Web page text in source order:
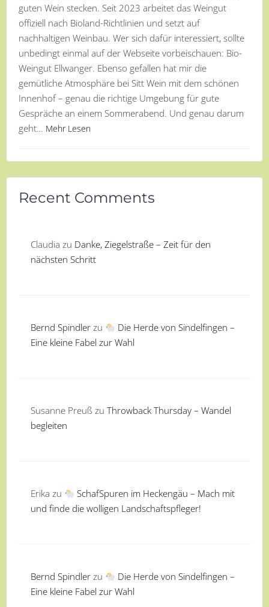
guten Wein stecken. Seit 2023 arbeitet das Weingut
offiziell nach Bioland-Richtlinien und setzt auf
nachhaltigen Weinbau. Wer sich dafür interessiert, sollte
unbedingt einmal auf der Webseite vorbeischauen: Bio-
Weingut Ellwanger. Ebenso gefallen hat mir die
gemütliche Atmosphäre bei Sitt Wein mit dem schönen
Innenhof – genau die richtige Umgebung für gute
Gespräche an einem Sommerabend. Und genau darum
geht… Mehr Lesen
Recent Comments
Claudia zu Danke, Ziegelstraße – Zeit für den
nächsten Schritt
Bernd Spindler zu
Die Herde von Sindelfingen –
Eine kleine Fabel zur Wahl
Susanne Preuß zu Throwback Thursday – Wandel
begleiten
Erika zu
SchafSpuren im Heckengäu – Mach mit
und finde die wolligen Landschaftspfleger!
Bernd Spindler zu
Die Herde von Sindelfingen –
Eine kleine Fabel zur Wahl